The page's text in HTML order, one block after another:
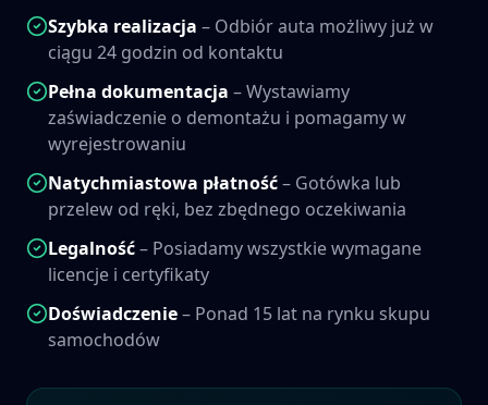
Szybka realizacja – Odbiór auta możliwy już w
ciągu 24 godzin od kontaktu
Pełna dokumentacja – Wystawiamy
zaświadczenie o demontażu i pomagamy w
wyrejestrowaniu
Natychmiastowa płatność– Gotówka lub
przelew od ręki, bez zbędnego oczekiwania
Legalność– Posiadamy wszystkie wymagane
licencje i certyfikaty
Doświadczenie– Ponad 15 lat na rynku skupu
samochodów